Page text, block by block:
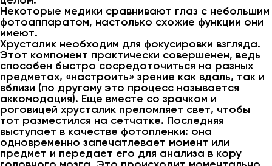
Некоторые медики сравнивают глаз с небольшим
фотоаппаратом, настолько схожие функции они
имеют.
Хрусталик необходим для фокусировки взгляда.
Этот компонент практически совершенен, ведь
способен быстро сосредоточиться на разных
предметах, «настроить» зрение как вдаль, так и
вблизи (по другому это процесс называется
аккомодация). Еще вместе со зрачком и
роговицей хрусталик преломляет свет, чтобы
тот разместился на сетчатке. Последняя
выступает в качестве фотопленки: она
одновременно запечатлевает момент или
предмет и передает его для анализа в кору